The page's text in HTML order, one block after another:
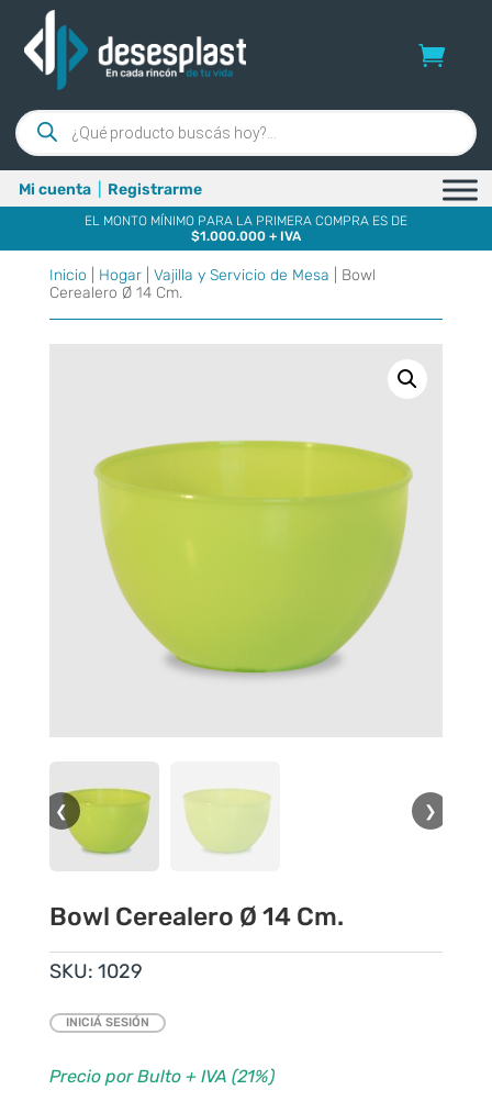
Búsqueda
de
productos
Mi cuenta Registrarme
EL MONTO MÍNIMO PARA LA PRIMERA COMPRA ES DE
$1.000.000 + IVA
Inicio Hogar| Vajilla y Servicio de Mesa | Bowl
Cerealero Ø 14 Cm.
❮ ❯
Bowl Cerealero Ø 14 Cm.
SKU: 1029
INICIÁ SESIÓN
Precio por Bulto + IVA (21%)